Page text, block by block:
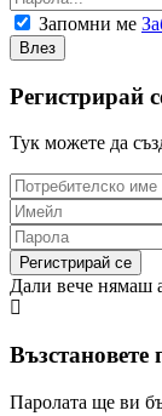
Запомни ме
Регистрирай
Тук можете да
Дали вече нямаш
Възстановете
Паролата ще ви